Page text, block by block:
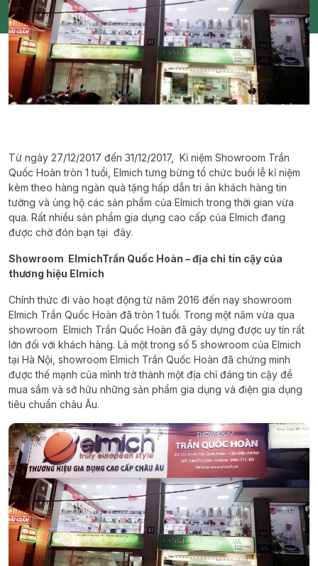
Từ ngày 27/12/2017 đến 31/12/2017, Kỉ niệm Showroom Trần
Quốc Hoàn tròn 1 tuổi, Elmich tưng bừng tổ chức buổi lễ kỉ niệm
kèm theo hàng ngàn quà tặng hấp dẫn tri ân khách hàng tin
tưởng và ủng hộ các sản phẩm của Elmich trong thời gian vừa
qua. Rất nhiều sản phẩm gia dụng cao cấp của Elmich đang
được chờ đón bạn tại đây.
Showroom ElmichTrần Quốc Hoàn – địa chỉ tin cậy của
thương hiệu Elmich
Chính thức đi vào hoạt động từ năm 2016 đến nay showroom
Elmich Trần Quốc Hoàn đã tròn 1 tuổi. Trong một năm vừa qua
showroom Elmich Trần Quốc Hoàn đã gây dựng được uy tín rất
lớn đối với khách hàng. Là một trong số 5 showroom của Elmich
tại Hà Nội, showroom Elmich Trần Quốc Hoàn đã chứng minh
được thế mạnh của mình trở thành một địa chỉ đáng tin cậy để
mua sắm và sở hữu những sản phẩm gia dụng và điện gia dụng
tiêu chuẩn châu Âu.